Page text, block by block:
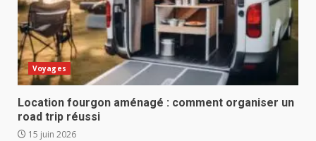
Voyages
Location fourgon aménagé : comment organiser un
road trip réussi
15 juin 2026